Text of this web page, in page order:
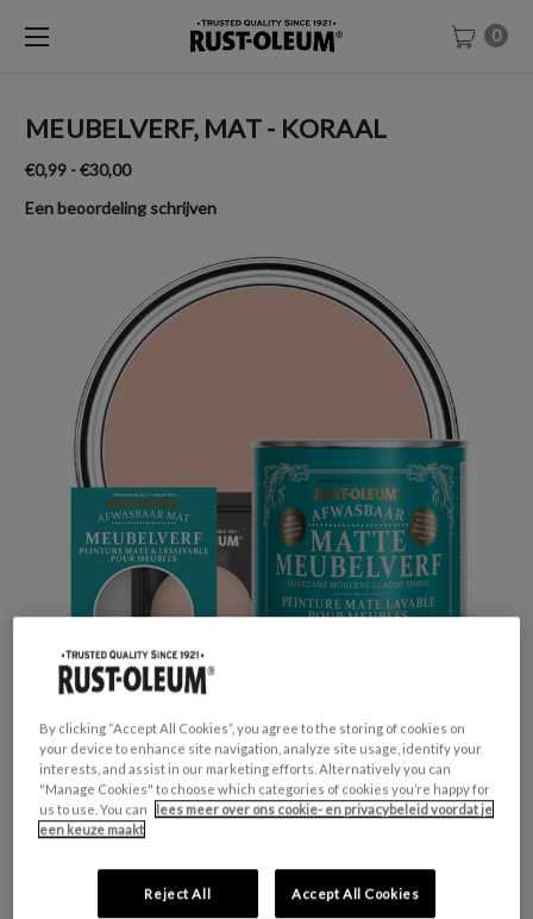
0
MEUBELVERF, MAT - KORAAL
€0,99 - €30,00
Een beoordeling schrijven
GESCHIKT VOOR: Meubels en plinten
KLEURGROEP: Roze
By clicking “Accept All Cookies”, you agree to the storing of cookies on
your device to enhance site navigation, analyze site usage, identify your
interests, and assist in our marketing efforts. Alternatively you can
"Manage Cookies" to choose which categories of cookies you’re happy for
us to use. You can
lees meer over ons cookie- en privacybeleid voordat je
een keuze maakt
Reject All Accept All Cookies